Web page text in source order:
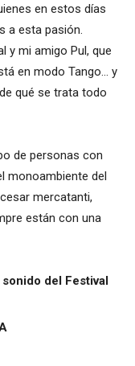
en estos días
a esta pasión.
y mi amigo Pul, que
en modo Tango… y
qué se trata todo
de personas con
monoambiente del
mercatanti,
están con una
del Festival